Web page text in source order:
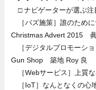
□ ナビゲーターが選ぶ注
［バズ施策］誰のため
Christmas Advert 2015
［デジタルプロモーシ
Gun Shop 築地 Roy 良
［Webサービス］上質
［IoT］なんとなくの心